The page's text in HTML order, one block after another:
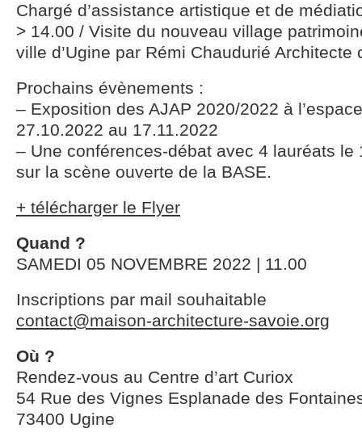
Chargé d’assistance artistique et de
> 14.00 / Visite du nouveau village
ville d’Ugine par Rémi Chaudurié Architecte
Prochains évènements :
– Exposition des AJAP 2020/2022 à
27.10.2022 au 17.11.2022
– Une conférences-débat avec 4 lauréats le
sur la scène ouverte de la BASE.
+ télécharger le Flyer
Quand ?
SAMEDI 05 NOVEMBRE 2022 | 11.00
Inscriptions par mail souhaitable
contact@maison-architecture-savoie.org
Où ?
Rendez-vous au Centre d’art Curiox
54 Rue des Vignes Esplanade des
73400 Ugine